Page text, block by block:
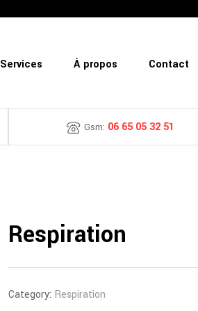
Services À propos Contact
Gsm: 06 65 05 32 51
Respiration
Category: Respiration